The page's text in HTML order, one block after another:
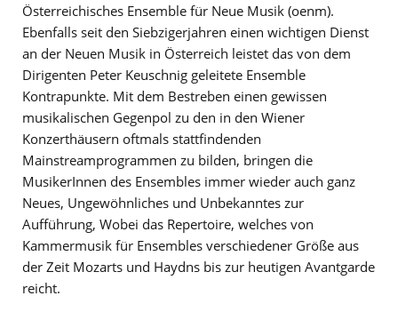
Österreichisches Ensemble für Neue Musik (oenm).
Ebenfalls seit den Siebzigerjahren einen wichtigen Dienst
an der Neuen Musik in Österreich leistet das von dem
Dirigenten Peter Keuschnig geleitete Ensemble
Kontrapunkte. Mit dem Bestreben einen gewissen
musikalischen Gegenpol zu den in den Wiener
Konzerthäusern oftmals stattfindenden
Mainstreamprogrammen zu bilden, bringen die
MusikerInnen des Ensembles immer wieder auch ganz
Neues, Ungewöhnliches und Unbekanntes zur
Aufführung, Wobei das Repertoire, welches von
Kammermusik für Ensembles verschiedener Größe aus
der Zeit Mozarts und Haydns bis zur heutigen Avantgarde
reicht.